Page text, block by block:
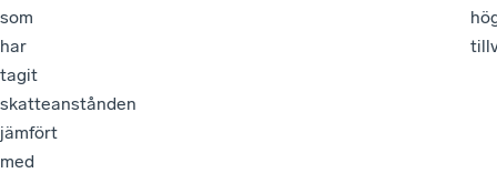
som
har
tagit
skatteanstånden
jämfört
med